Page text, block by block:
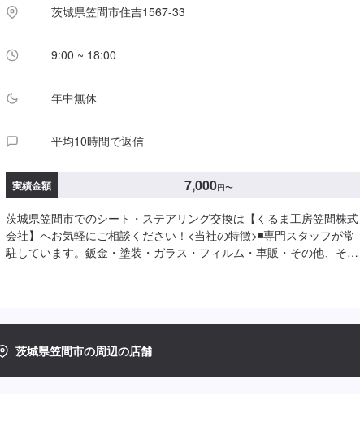
茨城県笠間市住吉1567-33
9:00 ~ 18:00
年中無休
平均10時間で返信
実績金額 7,000円〜
茨城県笠間市でのシート・ステアリング交換は【くるま工房笠間株式
会社】へお気軽にご相談ください！<当社の特徴>◾専門スタッフが常
駐しています。鈑金・塗装・ガラス・フィルム・車販・その他、それ
◾土・日・祝も営業してるのでお客様がお休みでも見積・修理ができ
ても低価格です。<お客様のご予算やご希望の時間に応じてプランを
茨城県笠間市の周辺の店舗